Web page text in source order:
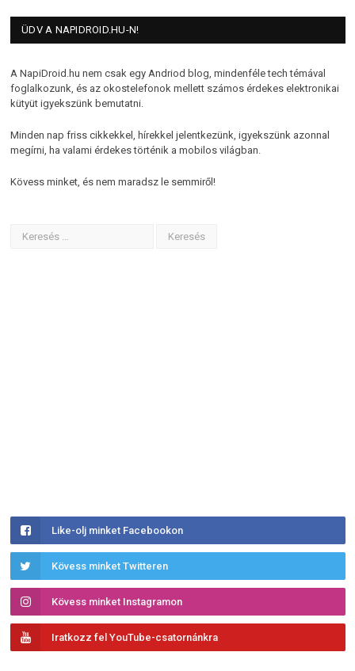
ÜDV A NAPIDROID.HU-N!
A NapiDroid.hu nem csak egy Andriod blog, mindenféle tech témával
foglalkozunk, és az okostelefonok mellett számos érdekes elektronikai
kütyüt igyekszünk bemutatni.
Minden nap friss cikkekkel, hírekkel jelentkezünk, igyekszünk azonnal
megírni, ha valami érdekes történik a mobilos világban.
Kövess minket, és nem maradsz le semmiről!
Like-olj minket Facebookon
Kövess minket Twitteren
Kövess minket Instagramon
Iratkozz fel YouTube-csatornánkra